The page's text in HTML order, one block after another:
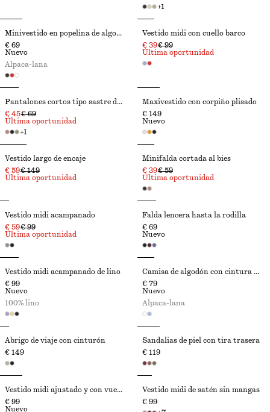
+1
Minivestido en popelina de algodón fruncido
€ 69
Nuevo
Alpaca-lana
Vestido midi con cuello barco
€ 39€ 99
Última oportunidad
Pantalones cortos tipo sastre de lino
€ 45€ 69
+1
Última oportunidad
Maxivestido con corpiño plisado
€ 149
Nuevo
Vestido largo de encaje
€ 59€ 149
Última oportunidad
Minifalda cortada al bies
€ 39€ 59
Última oportunidad
Vestido midi acampanado
€ 59€ 99
Última oportunidad
Falda lencera hasta la rodilla
€ 69
Nuevo
Vestido midi acampanado de lino
€ 99
Nuevo
100% lino
Camisa de algodón con cintura anudada
€ 79
Nuevo
Alpaca-lana
Abrigo de viaje con cinturón
€ 149
Sandalias de piel con tira trasera
€ 119
Vestido midi ajustado y con vuelo
€ 99
Nuevo
Vestido midi de satén sin mangas
€ 99